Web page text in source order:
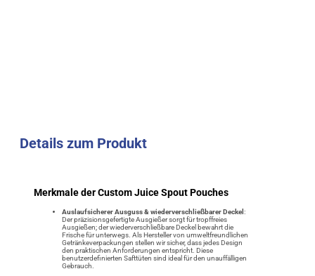
Details zum Produkt
Merkmale der Custom Juice Spout Pouches
Auslaufsicherer Ausguss & wiederverschließbarer Deckel :
Der präzisionsgefertigte Ausgießer sorgt für tropffreies
Ausgießen; der wiederverschließbare Deckel bewahrt die
Frische für unterwegs. Als Hersteller von umweltfreundlichen
Getränkeverpackungen stellen wir sicher, dass jedes Design
den praktischen Anforderungen entspricht. Diese
benutzerdefinierten Safttüten sind ideal für den unauffälligen
Gebrauch.